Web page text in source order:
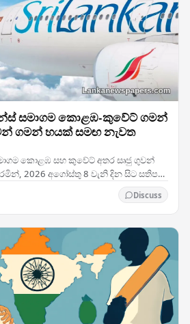
සමාගම කොළඹ-කුවේට් ගමන්
ගමන් හයක් සමඟ නැවත
කොළඹ සහ කුවේට් අතර සෘජු ගුවන්
2026 අගෝස්තු 8 වැනි දින සිට සතිපතා
Discuss